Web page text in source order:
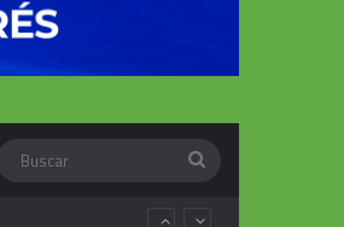
Switch skin